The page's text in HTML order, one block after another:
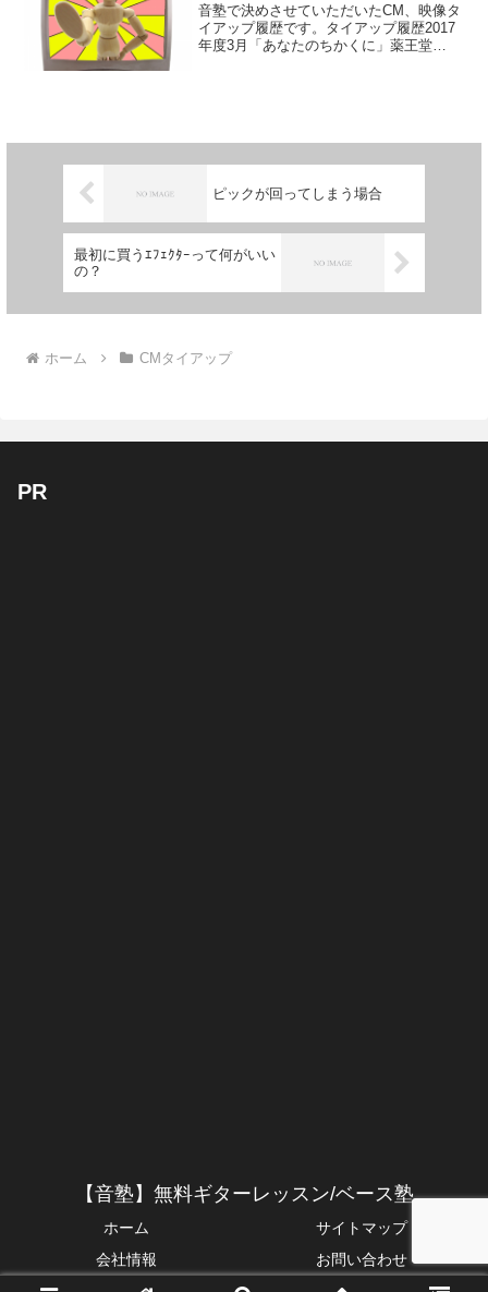
音塾で決めさせていただいたCM、映像タ
イアップ履歴です。タイアップ履歴2017
年度3月「あなたのちかくに」薬王堂
ピックが回ってしまう場合
最初に買うｴﾌｪｸﾀｰって何がいい
の？
ホーム CMタイアップ
PR
【音塾】無料ギターレッスン/ベース塾
ホーム
サイトマップ
会社情報
お問い合わせ